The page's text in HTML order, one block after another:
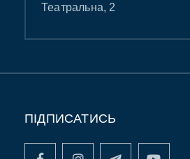
Театральна, 2
ПІДПИСАТИСЬ